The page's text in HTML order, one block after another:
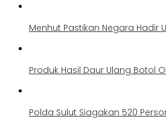
Menhut Pastikan Negara Hadir
Produk Hasil Daur Ulang Botol
Polda Sulut Siagakan 520